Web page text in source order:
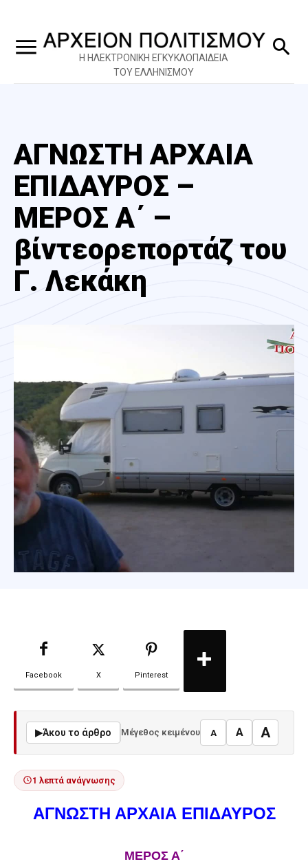
Η ΗΛΕΚΤΡΟΝΙΚΗ ΕΓΚΥΚΛΟΠΑΙΔΕΙΑ
ΤΟΥ ΕΛΛΗΝΙΣΜΟΥ
ΑΓΝΩΣΤΗ ΑΡΧΑΙΑ
ΕΠΙΔΑΥΡΟΣ –
ΜΕΡΟΣ Α΄ –
βίντεορεπορτάζ του
Γ. Λεκάκη
Facebook X Pinterest
▶Άκου το άρθρο Μέγεθος κειμένου A A A
1 λεπτά ανάγνωσης
ΑΓΝΩΣΤΗ ΑΡΧΑΙΑ ΕΠΙΔΑΥΡΟΣ
ΜΕΡΟΣ Α΄